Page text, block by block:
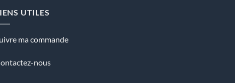
UTILES
ma commande
nous